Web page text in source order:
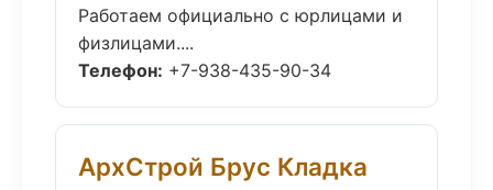
Работаем официально с юрлицами и
физлицами....
Телефон: +7-938-435-90-34
АрхСтрой Брус Кладка